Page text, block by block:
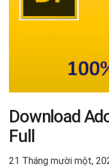
Download
Full
21 Tháng mười một,